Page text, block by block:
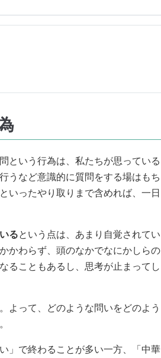
という行為は、私たちが思っている
うなど意識的に質問をする場はもち
いったやり取りまで含めれば、一日
るという点は、あまり自覚されてい
かわらず、頭のなかでなにかしらの
ることもあるし、思考が止まってし
よって、どのような問いをどのよう
」で終わることが多い一方、「中華